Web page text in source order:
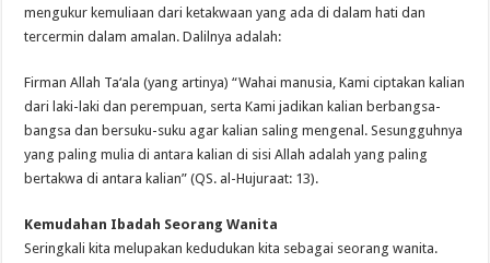
mengukur kemuliaan dari ketakwaan yang ada di dalam hati dan
tercermin dalam amalan. Dalilnya adalah:
Firman Allah Ta‘ala (yang artinya) “Wahai manusia, Kami ciptakan kalian
dari laki-laki dan perempuan, serta Kami jadikan kalian berbangsa-
bangsa dan bersuku-suku agar kalian saling mengenal. Sesungguhnya
yang paling mulia di antara kalian di sisi Allah adalah yang paling
bertakwa di antara kalian” (QS. al-Hujuraat: 13).
Kemudahan Ibadah Seorang Wanita
Seringkali kita melupakan kedudukan kita sebagai seorang wanita.